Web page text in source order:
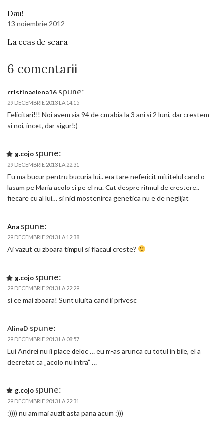
Dau!
13 noiembrie 2012
La ceas de seara
6 comentarii
cristinaelena16 spune:
29 DECEMBRIE 2013 LA 14:15
Felicitari!!! Noi avem aia 94 de cm abia la 3 ani si 2 luni, dar crestem
si noi, incet, dar sigur!:)
g.cojo spune:
29 DECEMBRIE 2013 LA 22:31
Eu ma bucur pentru bucuria lui.. era tare nefericit mititelul cand o
lasam pe Maria acolo si pe el nu. Cat despre ritmul de crestere..
fiecare cu al lui… si nici mostenirea genetica nu e de neglijat
Ana spune:
29 DECEMBRIE 2013 LA 12:38
Ai vazut cu zboara timpul si flacaul creste?
g.cojo spune:
29 DECEMBRIE 2013 LA 22:29
si ce mai zboara! Sunt uluita cand ii privesc
AlinaD spune:
29 DECEMBRIE 2013 LA 08:57
Lui Andrei nu ii place deloc … eu m-as arunca cu totul in bile, el a
decretat ca „acolo nu intra” …
g.cojo spune:
29 DECEMBRIE 2013 LA 22:31
:)))) nu am mai auzit asta pana acum :)))